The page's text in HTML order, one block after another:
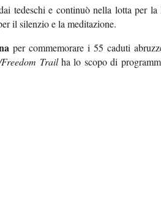
tedeschi e continuò nella lotta per
il silenzio e la meditazione.
per commemorare i 55 caduti
Trailha lo scopo di